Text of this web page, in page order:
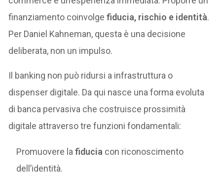
finanziamento coinvolgefiducia, rischio e identità.
Per Daniel Kahneman, questa è una decisione
deliberata, non un impulso.
Il banking non può ridursi a infrastruttura o
dispenser digitale. Da qui nasce una forma evoluta
di banca pervasiva che costruisce prossimità
digitale attraverso tre funzioni fondamentali:
Promuovere la fiducia con riconoscimento
dell’identità.